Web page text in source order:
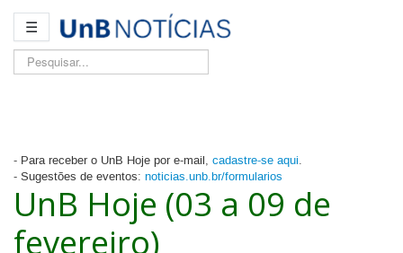
☰
Pesquisar...
- Para receber o UnB Hoje por e-mail, cadastre-se aqui.
- Sugestões de eventos: noticias.unb.br/formularios
UnB Hoje (03 a 09 de
fevereiro)